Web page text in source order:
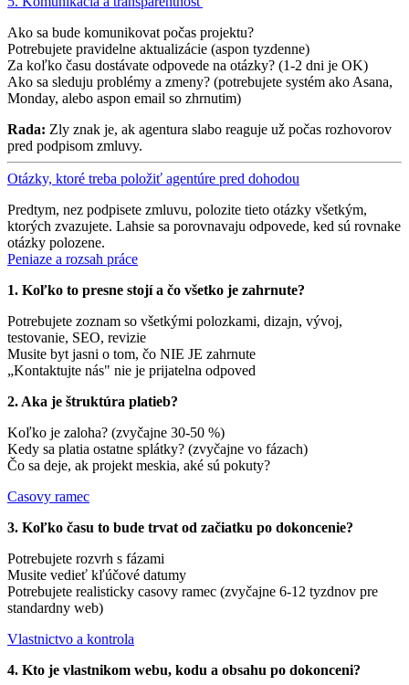
Ako sa bude komunikovat počas projektu?
Potrebujete pravidelne aktualizácie (aspon tyzdenne)
Za koľko času dostávate odpovede na otázky? (1-2 dni je OK)
Ako sa sleduju problémy a zmeny? (potrebujete systém ako Asana,
Monday, alebo aspon email so zhrnutim)
Rada: Zly znak je, ak agentura slabo reaguje už počas rozhovorov
pred podpisom zmluvy.
Otázky, ktoré treba položiť agentúre pred dohodou
Predtym, nez podpisete zmluvu, polozite tieto otázky všetkým,
ktorých zvazujete. Lahsie sa porovnavaju odpovede, ked sú rovnake
otázky polozene.
Peniaze a rozsah práce
1. Koľko to presne stojí a čo všetko je zahrnute?
Potrebujete zoznam so všetkými polozkami, dizajn, vývoj,
testovanie, SEO, revizie
Musite byt jasni o tom, čo NIE JE zahrnute
„Kontaktujte nás" nie je prijatelna odpoved
2. Aka je štruktúra platieb?
Koľko je zaloha? (zvyčajne 30-50 %)
Kedy sa platia ostatne splátky? (zvyčajne vo fázach)
Čo sa deje, ak projekt meskia, aké sú pokuty?
Casovy ramec
3. Koľko času to bude trvat od začiatku po dokoncenie?
Potrebujete rozvrh s fázami
Musite vedieť kľúčové datumy
Potrebujete realisticky casovy ramec (zvyčajne 6-12 tyzdnov pre
standardny web)
Vlastnictvo a kontrola
4. Kto je vlastnikom webu, kodu a obsahu po dokonceni?